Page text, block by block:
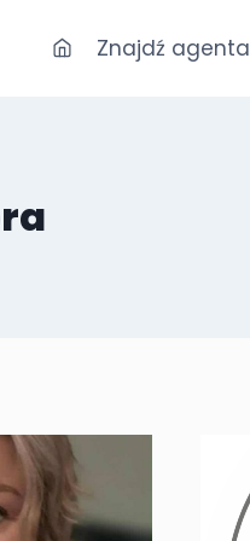
Znajdź agenta